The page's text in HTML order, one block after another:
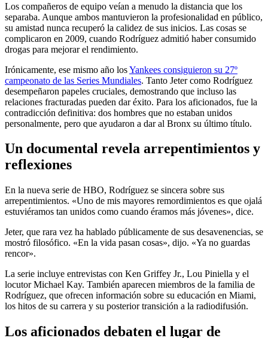
Los compañeros de equipo veían a menudo la distancia que los
separaba. Aunque ambos mantuvieron la profesionalidad en público,
su amistad nunca recuperó la calidez de sus inicios. Las cosas se
complicaron en 2009, cuando Rodríguez admitió haber consumido
drogas para mejorar el rendimiento.
Irónicamente, ese mismo año losYankees consiguieron su 27º
campeonato de las Series Mundiales. Tanto Jeter como Rodríguez
desempeñaron papeles cruciales, demostrando que incluso las
relaciones fracturadas pueden dar éxito. Para los aficionados, fue la
contradicción definitiva: dos hombres que no estaban unidos
personalmente, pero que ayudaron a dar al Bronx su último título.
Un documental revela arrepentimientos y
reflexiones
En la nueva serie de HBO, Rodríguez se sincera sobre sus
arrepentimientos. «Uno de mis mayores remordimientos es que ojalá
estuviéramos tan unidos como cuando éramos más jóvenes», dice.
Jeter, que rara vez ha hablado públicamente de sus desavenencias, se
mostró filosófico. «En la vida pasan cosas», dijo. «Ya no guardas
rencor».
La serie incluye entrevistas con Ken Griffey Jr., Lou Piniella y el
locutor Michael Kay. También aparecen miembros de la familia de
Rodríguez, que ofrecen información sobre su educación en Miami,
los hitos de su carrera y su posterior transición a la radiodifusión.
Los aficionados debaten el lugar de